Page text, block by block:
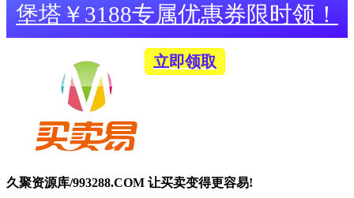
堡塔￥3188专属优惠券限时领！
立即领取
久聚资源库/993288.COM 让买卖变得更容易!